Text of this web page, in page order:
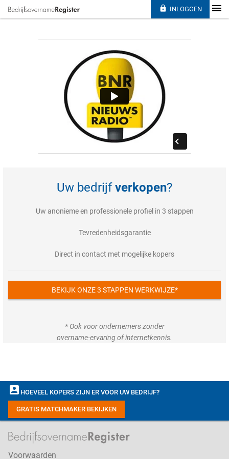
Uw bedrijfverkopen?
Uw anonieme en professionele profiel in 3 stappen
Tevredenheidsgarantie
Direct in contact met mogelijke kopers
BEKIJK ONZE 3 STAPPEN WERKWIJZE*
* Ook voor ondernemers zonder
overname-ervaring of internetkennis.
 INLOGGEN
account_box HOEVEEL KOPERS ZIJN ER VOOR UW BEDRIJF?
GRATIS MATCHMAKER BEKIJKEN
Voorwaarden